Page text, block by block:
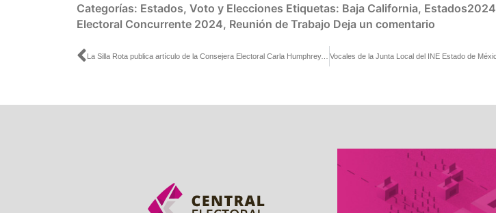
Categorías: Estados, Voto y Elecciones Etiquetas: Baja California, Estados2024
Electoral Concurrente 2024, Reunión de Trabajo Deja un comentario
Ant La Silla Rota publica artículo de la Consejera Electoral Carla Humphrey, titulado: Situación presupuestal de los OPLE frente a la elección de 2024